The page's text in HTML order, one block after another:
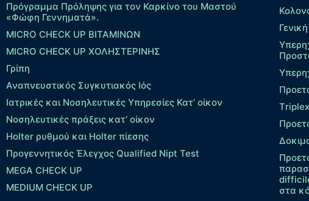
Πρόγραμμα Πρόληψης για τον Καρκίνο του Μαστού
«Φώφη Γεννηματά».
MICRO CHECK UP ΒΙΤΑΜΙΝΩΝ
MICRO CHECK UP ΧΟΛΗΣΤΕΡΙΝΗΣ
Γρίπη
Αναπνευστικός Συγκυτιακός Ιός
Ιατρικές και Νοσηλευτικές Υπηρεσίες Κατ’ οίκον
Νοσηλευτικές πράξεις κατ’ οίκον
Holter ρυθμού και Holter πίεσης
Προγεννητικός Έλεγχος Qualified Nipt Test
MEGA CHECK UP
MEDIUM CHECK UP
στα